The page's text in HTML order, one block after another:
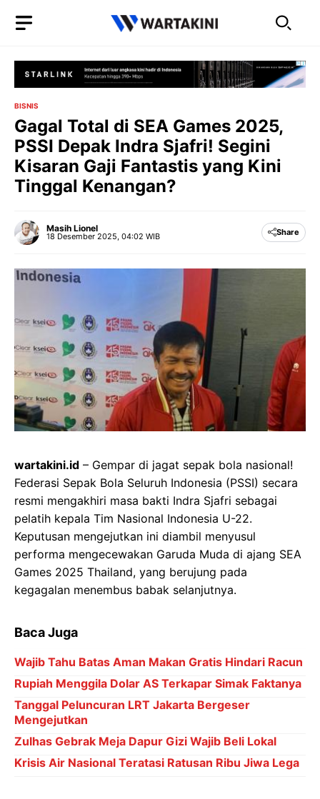
BISNIS
Gagal Total di SEA Games 2025,
PSSI Depak Indra Sjafri! Segini
Kisaran Gaji Fantastis yang Kini
Tinggal Kenangan?
Masih Lionel
18 Desember 2025, 04:02 WIB Share
wartakini.id – Gempar di jagat sepak bola nasional!
Federasi Sepak Bola Seluruh Indonesia (PSSI) secara
resmi mengakhiri masa bakti Indra Sjafri sebagai
pelatih kepala Tim Nasional Indonesia U-22.
Keputusan mengejutkan ini diambil menyusul
performa mengecewakan Garuda Muda di ajang SEA
Games 2025 Thailand, yang berujung pada
kegagalan menembus babak selanjutnya.
Baca Juga
Wajib Tahu Batas Aman Makan Gratis Hindari Racun
Rupiah Menggila Dolar AS Terkapar Simak Faktanya
Tanggal Peluncuran LRT Jakarta Bergeser
Mengejutkan
Zulhas Gebrak Meja Dapur Gizi Wajib Beli Lokal
Krisis Air Nasional Teratasi Ratusan Ribu Jiwa Lega